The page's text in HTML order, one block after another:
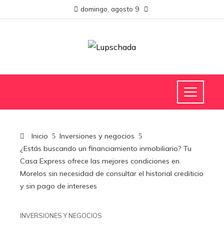
domingo, agosto 9
Inicio
Inversiones y negocios
¿Estás buscando un financiamiento inmobiliario? Tu
Casa Express ofrece las mejores condiciones en
Morelos sin necesidad de consultar el historial crediticio
y sin pago de intereses
INVERSIONES Y NEGOCIOS